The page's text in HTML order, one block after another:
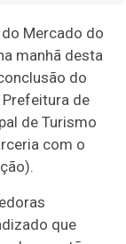
Mercado do
manhã desta
do
de
de Turismo
com o
que